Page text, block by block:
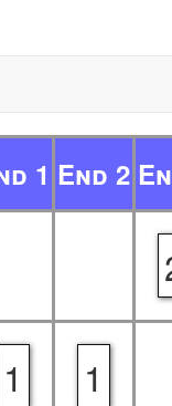
1 End 2
1 1